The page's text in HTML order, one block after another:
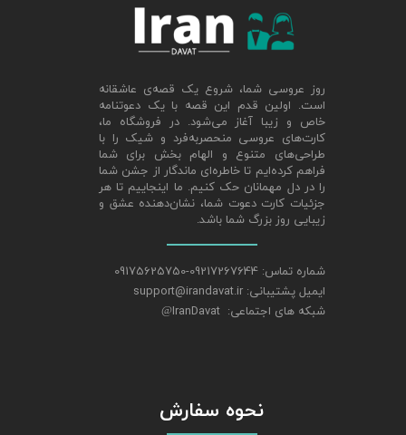
روز عروسی شما، شروع یک قصه‌ی عاشقانه
است. اولین قدم این قصه با یک دعوتنامه
خاص و زیبا آغاز می‌شود. در فروشگاه ما،
کارت‌های عروسی منحصربه‌فرد و شیک را با
طراحی‌های متنوع و الهام‌ بخش برای شما
فراهم کرده‌ایم تا خاطره‌ای ماندگار از جشن شما
را در دل مهمانان حک کنیم. ما اینجاییم تا هر
جزئیات کارت دعوت شما، نشان‌دهنده عشق و
زیبایی روز بزرگ شما باشد.
شماره تماس: 09217267644-09175625750
ایمیل پشتیبانی: support@irandavat.ir
شبکه های اجتماعی: IranDavat
@
نحوه سفارش